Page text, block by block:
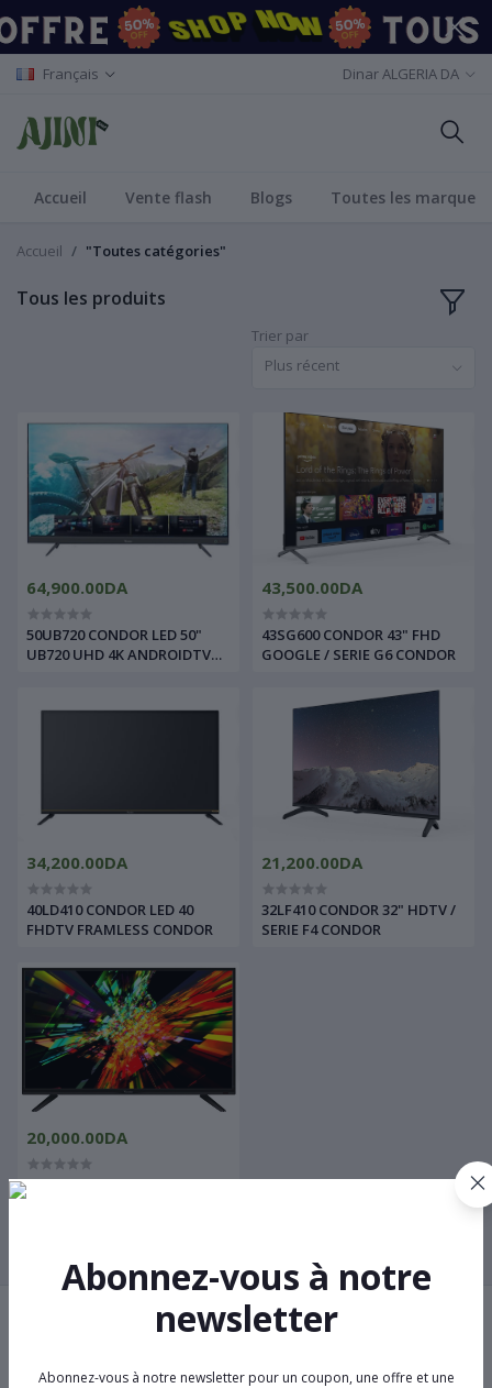
Français Dinar ALGERIA DA
Accueil Vente flash Blogs Toutes les marques
Accueil "Toutes catégories"
Tous les produits
Trier par
Plus récent
64,900.00DA
50UB720 CONDOR LED 50"
UB720 UHD 4K ANDROIDTV
43,500.00DA
43SG600 CONDOR 43" FHD
GOOGLE / SERIE G6 CONDOR
34,200.00DA
40LD410 CONDOR LED 40
FHDTV FRAMLESS CONDOR
21,200.00DA
32LF410 CONDOR 32" HDTV /
SERIE F4 CONDOR
20,000.00DA
32LD410 CONDOR LED 32"
Termes et conditions
Abonnez-vous à notre
newsletter
Abonnez-vous à notre newsletter pour un coupon, une offre et une